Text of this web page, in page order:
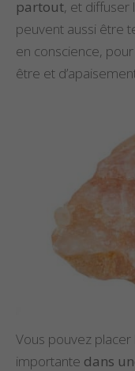
partout, et diffuser
peuvent aussi être
en conscience,
être et
Vous pouvez
importante dans